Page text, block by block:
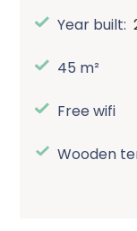
Year built:
45 m²
Free wifi
Wooden
Spacious